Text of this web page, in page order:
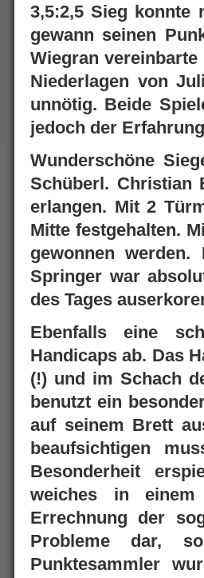
3,5:2,5 Sieg konnte
gewann seinen
Wiegran
Niederlagen von
unnötig. Beide
jedoch der
Wunderschöne
Schüberl. Christian
erlangen. Mit 2
Mitte festgehalten.
gewonnen
Springer war
des Tages
Ebenfalls eine
Handicaps ab. Das
(!) und im Schach
benutzt ein
auf seinem Brett
beaufsichtigen
Besonderheit
weiches in einem
Errechnung der
Probleme dar,
Punktesammler